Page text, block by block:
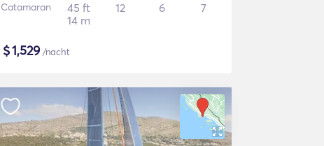
Catamaran
45 ft
14 m
12 6 7
$1,529/nacht